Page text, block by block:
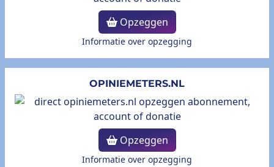
Opzeggen
Informatie over opzegging
OPINIEMETERS.NL
Opzeggen
Informatie over opzegging